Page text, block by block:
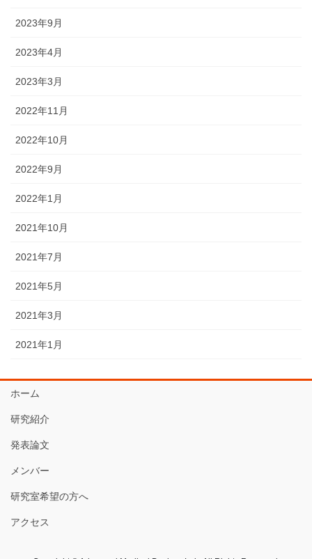
2023年9月
2023年4月
2023年3月
2022年11月
2022年10月
2022年9月
2022年1月
2021年10月
2021年7月
2021年5月
2021年3月
2021年1月
ホーム
研究紹介
発表論文
メンバー
研究室希望の方へ
アクセス